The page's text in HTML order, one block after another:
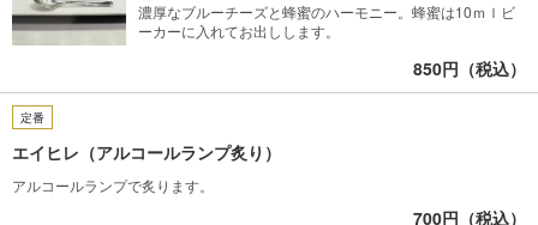
濃厚なブルーチーズと蜂蜜のハーモニー。蜂蜜は10ｍｌビ
ーカーに入れてお出しします。
850円（税込）
定番
エイヒレ（アルコールランプ炙り）
アルコールランプで炙ります。
700円（税込）